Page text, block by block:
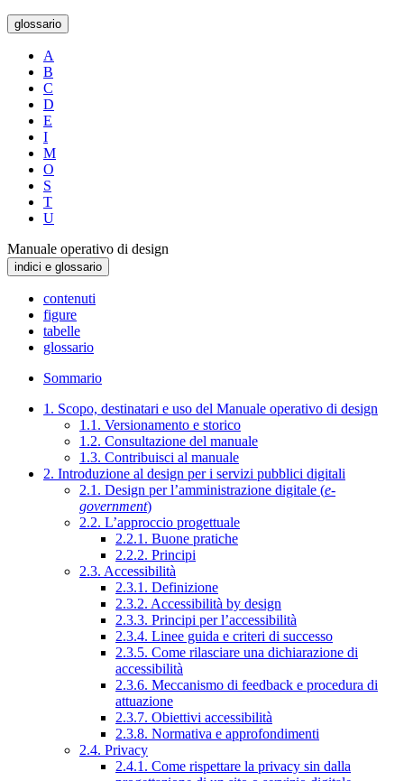
glossario
A
B
C
D
E
I
M
O
S
T
U
Manuale operativo di design
indici e glossario
contenuti
figure
tabelle
glossario
Sommario
1. Scopo, destinatari e uso del Manuale operativo di design
1.1. Versionamento e storico
1.2. Consultazione del manuale
1.3. Contribuisci al manuale
2. Introduzione al design per i servizi pubblici digitali
2.1. Design per l’amministrazione digitale (e-
government)
2.2. L’approccio progettuale
2.2.1. Buone pratiche
2.2.2. Principi
2.3. Accessibilità
2.3.1. Definizione
2.3.2. Accessibilità by design
2.3.3. Principi per l’accessibilità
2.3.4. Linee guida e criteri di successo
2.3.5. Come rilasciare una dichiarazione di
accessibilità
2.3.6. Meccanismo di feedback e procedura di
attuazione
2.3.7. Obiettivi accessibilità
2.3.8. Normativa e approfondimenti
2.4. Privacy
2.4.1. Come rispettare la privacy sin dalla